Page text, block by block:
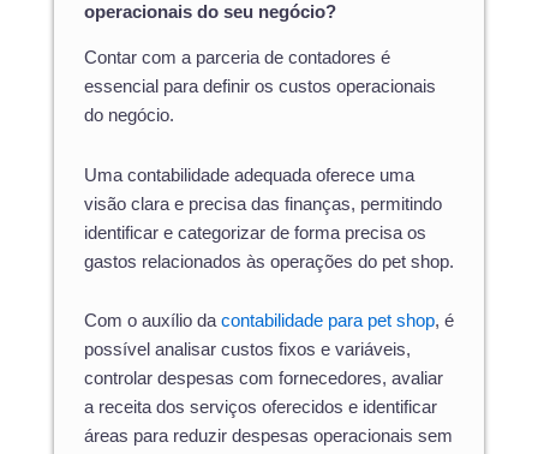
operacionais do seu negócio?
Contar com a parceria de contadores é
essencial para definir os custos operacionais
do negócio.
Uma contabilidade adequada oferece uma
visão clara e precisa das finanças, permitindo
identificar e categorizar de forma precisa os
gastos relacionados às operações do pet shop.
Com o auxílio dacontabilidade para pet shop, é
possível analisar custos fixos e variáveis,
controlar despesas com fornecedores, avaliar
a receita dos serviços oferecidos e identificar
áreas para reduzir despesas operacionais sem